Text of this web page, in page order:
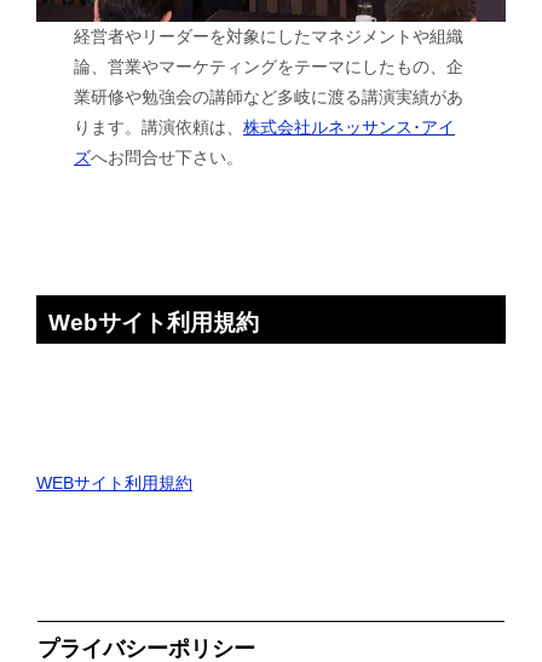
経営者やリーダーを対象にしたマネジメントや組織
論、営業やマーケティングをテーマにしたもの、企
業研修や勉強会の講師など多岐に渡る講演実績があ
ります。講演依頼は、株式会社ルネッサンス･アイ
ズへお問合せ下さい。
Webサイト利用規約
WEBサイト利用規約
プライバシーポリシー